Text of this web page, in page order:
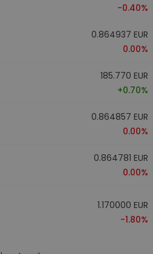
-0.40%
0.864937 EUR
0.00%
185.770 EUR
+0.70%
0.864857 EUR
0.00%
0.864781 EUR
0.00%
1.170000 EUR
-1.80%